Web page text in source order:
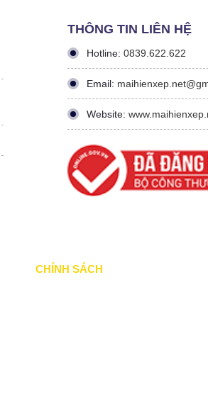
THÔNG TIN LIÊN HỆ
Hotline: 0839.622.622
Email:
Website:
CHÍNH SÁCH